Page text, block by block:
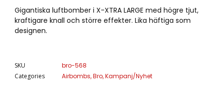
Gigantiska luftbomber i X-XTRA LARGE med högre tjut,
kraftigare knall och större effekter. Lika häftiga som
designen.
SKU
bro-568
Categories
Airbombs,Bro,Kampanj/Nyhet